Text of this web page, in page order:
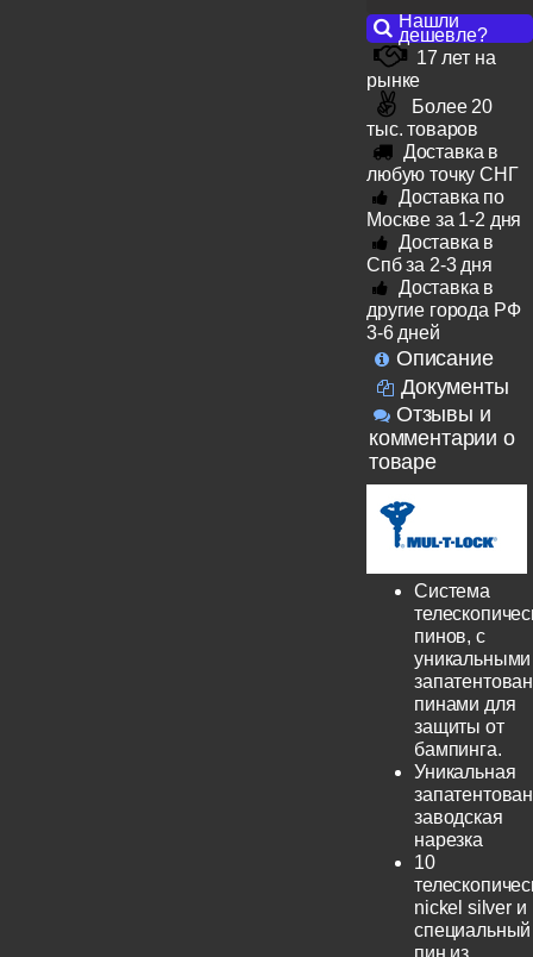
Нашли
дешевле?
17 лет на
рынке
Более 20
тыс. товаров
Доставка в
любую точку СНГ
Доставка по
Москве за 1-2 дня
Доставка в
Спб за 2-3 дня
Доставка в
другие города РФ
3-6 дней
Описание
Документы
Отзывы и
комментарии о
товаре
Система
пинов, с
уникальными
пинами для
защиты от
бампинга.
Уникальная
заводская
нарезка
10
nickel silver и
специальный